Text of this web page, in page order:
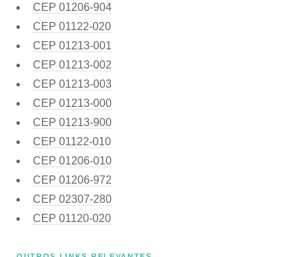
CEP 01206-904
CEP 01122-020
CEP 01213-001
CEP 01213-002
CEP 01213-003
CEP 01213-000
CEP 01213-900
CEP 01122-010
CEP 01206-010
CEP 01206-972
CEP 02307-280
CEP 01120-020